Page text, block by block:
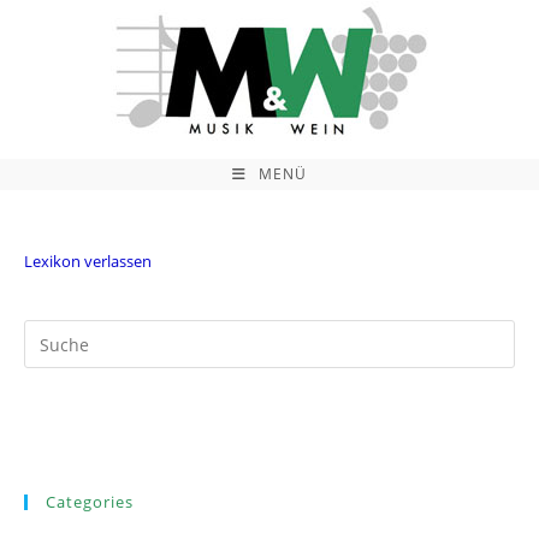
MENÜ
Lexikon verlassen
Categories